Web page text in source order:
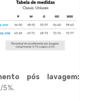
pós lavagem:
5%.